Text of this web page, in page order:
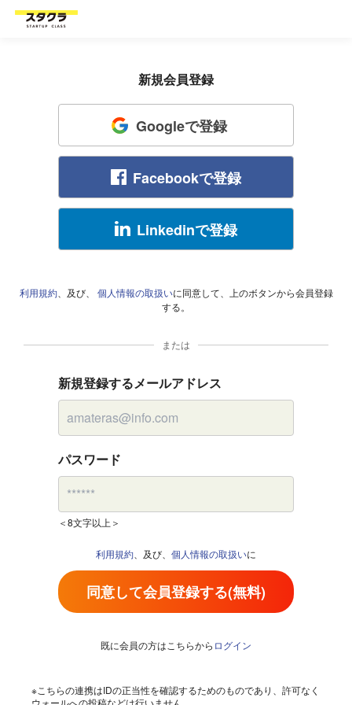
新規会員登録
Googleで登録
Facebookで登録
Linkedinで登録
利用規約、及び、 個人情報の取扱いに同意して、上のボタンから会員登録
する。
または
新規登録するメールアドレス
パスワード
＜8文字以上＞
利用規約 、及び、 個人情報の取扱いに
同意して会員登録する(無料)
既に会員の方はこちらから ログイン
※こちらの連携はIDの正当性を確認するためのものであり、許可なく
ウォールへの投稿などは行いません。